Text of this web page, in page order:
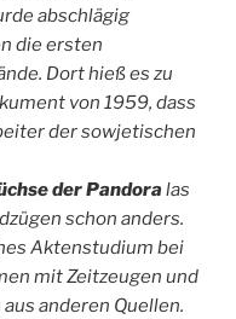
abschlägig
die ersten
Dort hieß es zu
von 1959, dass
der sowjetischen
der Pandora las
schon anders.
Aktenstudium bei
mit Zeitzeugen und
anderen Quellen.